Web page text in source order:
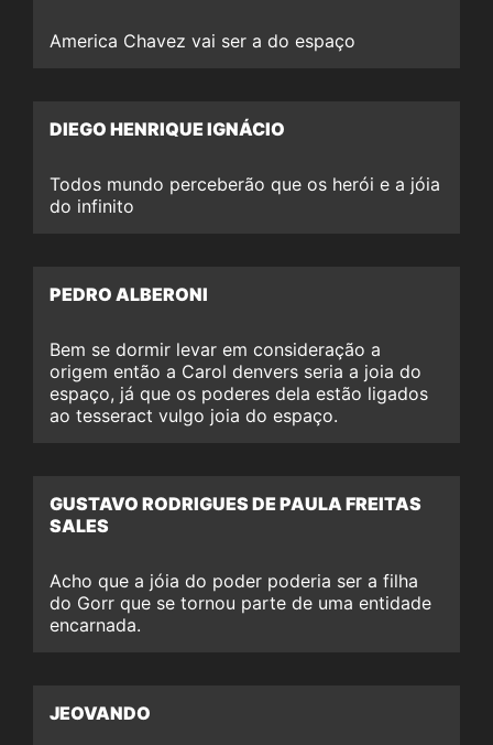
America Chavez vai ser a do espaço
DIEGO HENRIQUE IGNÁCIO
Todos mundo perceberão que os herói e a jóia
do infinito
PEDRO ALBERONI
Bem se dormir levar em consideração a
origem então a Carol denvers seria a joia do
espaço, já que os poderes dela estão ligados
ao tesseract vulgo joia do espaço.
GUSTAVO RODRIGUES DE PAULA FREITAS
SALES
Acho que a jóia do poder poderia ser a filha
do Gorr que se tornou parte de uma entidade
encarnada.
JEOVANDO